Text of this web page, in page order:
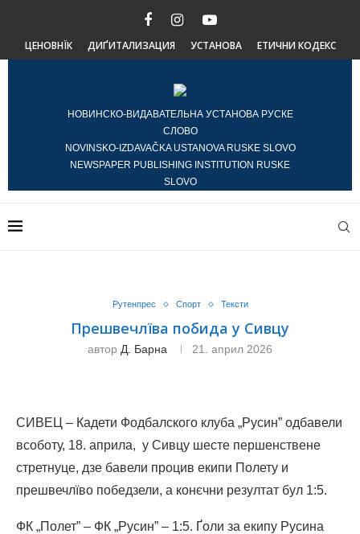
ЦЕНОВНЇК ДИҐИТАЛИЗАЦИЯ УСТАНОВА ЕТИЧНИ КОДЕКС
НОВИНСКО-ВИДАВАТЕЛЬНА УСТАНОВА РУСКЕ
СЛОВО
NOVINSKO-IZDAVAČKA USTANOVA RUSKE SLOVO
NEWSPAPER PUBLISHING INSTITUTION RUSKE
SLOVO
Рутенпрес Спорт Тексти
Прешвечлїва побида у Сивцу
автор Д. Барна 21. април 2026
СИВЕЦ – Кадети Фодбалского клуба „Русин” одбавели
всоботу, 18. априла, у Сивцу шесте першенствене
стретнуце, дзе бавели процив екипи Полету и
прешвечлїво победзели, а конєчни резултат бул 1:5.
ФК „Полет” – ФК „Русин” – 1:5. Ґоли за екипу Русина